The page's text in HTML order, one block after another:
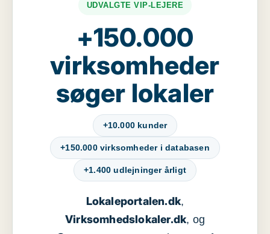
UDVALGTE VIP-LEJERE
+150.000
virksomheder
søger lokaler
+10.000 kunder
+150.000 virksomheder i databasen
+1.400 udlejninger årligt
Lokaleportalen.dk,
Virksomhedslokaler.dk, og